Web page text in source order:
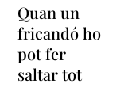
Quan un
fricandó ho
pot fer
saltar tot